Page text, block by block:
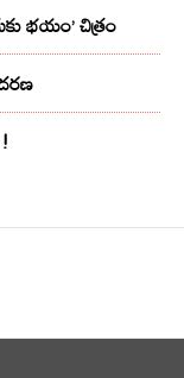
భయం’ చిత్రం